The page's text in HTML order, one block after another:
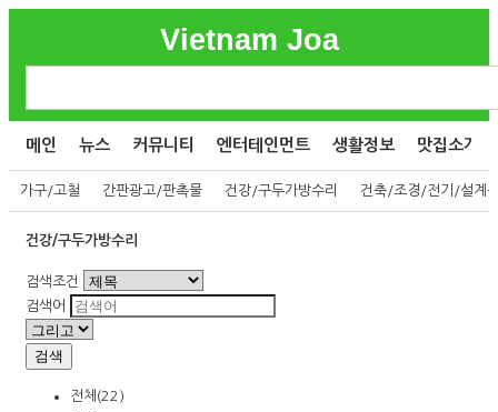
Vietnam Joa
메인 뉴스 커뮤니티 엔터테인먼트 생활정보 맛집소개
가구/고철 간판광고/판촉물 건강/구두가방수리 건축/조경/전기/설계
건강/구두가방수리
검색조건
검색어
검색
전체(22)